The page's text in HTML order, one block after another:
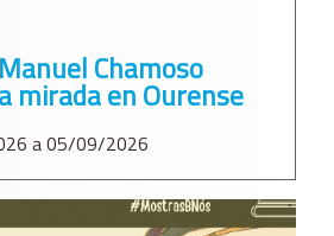
Chamoso
mirada en Ourense
a 05/09/2026